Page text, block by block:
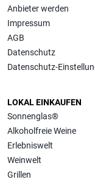
Anbieter werden
Impressum
AGB
Datenschutz
Datenschutz-
LOKAL EINKAUFEN
Sonnenglas®
Alkoholfreie Weine
Erlebniswelt
Weinwelt
Grillen